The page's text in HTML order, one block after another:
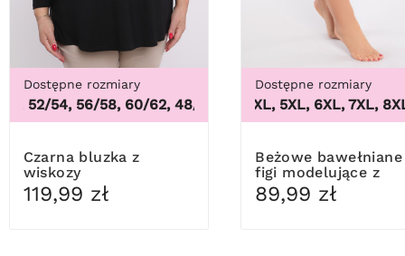
Dostępne rozmiary
52/54, 56/58, 60/62,48/50, 52/54, 56/58, 60/62
Czarna bluzka z
wiskozy
119,99 zł
Dostępne rozmiary
3XL, 4XL, 5XL, 6XL, 7XL, 8XL,
Beżowe bawełniane
figi modelujące z
koronką
89,99 zł